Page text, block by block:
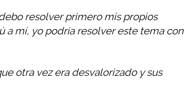
resolver primero mis propios
a mí, yo podría resolver este tema con
otra vez era desvalorizado y sus